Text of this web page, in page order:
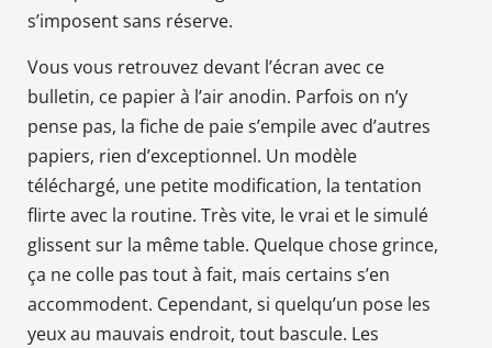
s’imposent sans réserve.
Vous vous retrouvez devant l’écran avec ce
bulletin, ce papier à l’air anodin. Parfois on n’y
pense pas, la fiche de paie s’empile avec d’autres
papiers, rien d’exceptionnel. Un modèle
téléchargé, une petite modification, la tentation
flirte avec la routine. Très vite, le vrai et le simulé
glissent sur la même table. Quelque chose grince,
ça ne colle pas tout à fait, mais certains s’en
accommodent. Cependant, si quelqu’un pose les
yeux au mauvais endroit, tout bascule. Les